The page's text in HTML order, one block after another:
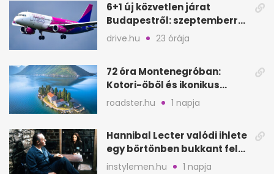
6+1 új közvetlen járat
Budapestről: szeptemberre
is jó úti célok
drive.hu 23 órája
72 óra Montenegróban:
Kotori-öböl és ikonikus
tengerpart 3 nap alatt
roadster.hu 1 napja
Hannibal Lecter valódi ihlete
egy börtönben bukkant fel
Thomas Harrisnek
instylemen.hu 1 napja